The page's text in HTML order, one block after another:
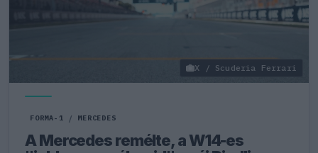
X / Scuderia Ferrari
FORMA-1 / MERCEDES
A Mercedes remélte, a W14-es